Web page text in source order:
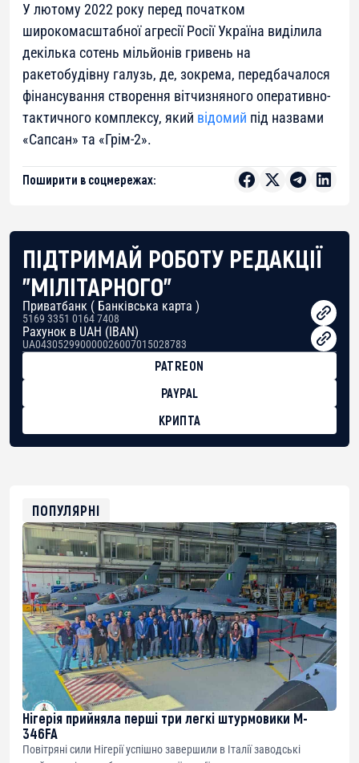
У лютому 2022 року перед початком
широкомасштабної агресії Росії Україна виділила
декілька сотень мільйонів гривень на
ракетобудівну галузь, де, зокрема, передбачалося
фінансування створення вітчизняного оперативно-
тактичного комплексу, який відомий під назвами
«Сапсан» та «Грім-2».
Поширити в соцмережах:
ПІДТРИМАЙ РОБОТУ РЕДАКЦІЇ
"МІЛІТАРНОГО"
Приватбанк ( Банківська карта )
5169 3351 0164 7408
Рахунок в UAH (IBAN)
UA043052990000026007015028783
PATREON
PAYPAL
КРИПТА
0xfD02863D3289416fcF50975c9DFda13623f97758
ПОПУЛЯРНІ
Нігерія прийняла перші три легкі штурмовики M-
346FA
Повітряні сили Нігерії успішно завершили в Італії заводські